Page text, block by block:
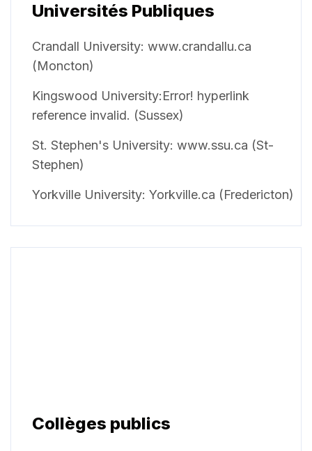
Universités Publiques
Crandall University: www.crandallu.ca
(Moncton)
Kingswood University:Error! hyperlink
reference invalid. (Sussex)
St. Stephen's University: www.ssu.ca (St-
Stephen)
Yorkville University: Yorkville.ca (Fredericton)
Collèges publics